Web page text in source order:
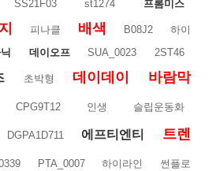
SS21F03 st1274 프롬미스
피나클 배색 B08J2
하이
데이오프 SUA_0023 2ST46
초박형 데이데이
바람막
CPG9T12 인생 슬립운동화
DGPA1D711 에프티엔티
트렌
PTA_0007 하이라인
썬플로